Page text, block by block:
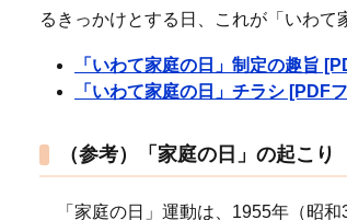
るきっかけとする日、これが「いわて
「いわて家庭の日」制定の趣旨
「いわて家庭の日」チラシ [PDF
（参考）「家庭の日」の起こり
「家庭の日」運動は、1955年（昭和